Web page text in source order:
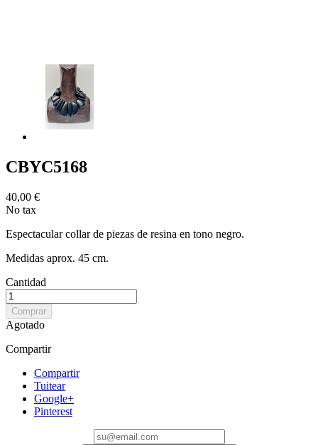
CBYC5168
40,00 €
No tax
Espectacular collar de piezas de resina en tono negro.
Medidas aprox. 45 cm.
Cantidad
Comprar
Agotado
Compartir
Compartir
Tuitear
Google+
Pinterest